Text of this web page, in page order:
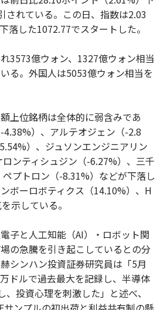
されている。この日、指数は2.03
落した1072.77でスタートした。
3573億ウォン、1327億ウォン相当
る。外国人は5053億ウォン相当を
上位銘柄は全体的に弱含みであ
4.38%）、アルテオジェン（-2.8
）、ジュソンエンジニアリン
ンティシュジン（-6.27%）、三千
プトロン（-8.31%）などが下落し
ボーロボティクス（14.10%）、H
示している。
子と人工知能（AI）・ロボット関
の急騰を引き起こしているとの分
シンハン投資証券研究員は「5月
ドルで過去最大を記録し、半導体
投資心理を刺激した」と述べ、